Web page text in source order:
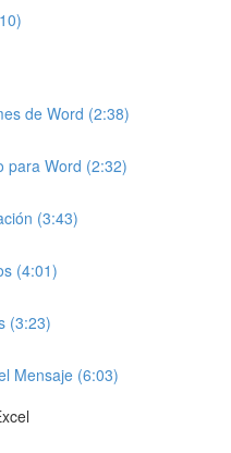
de Word (2:38)
para Word (2:32)
(3:43)
(4:01)
(3:23)
Mensaje (6:03)